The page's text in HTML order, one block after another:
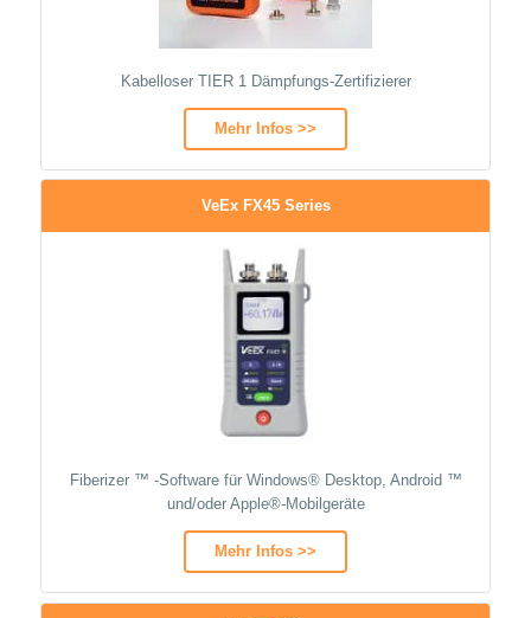
Kabelloser TIER 1 Dämpfungs-Zertifizierer
Mehr Infos >>
VeEx FX45 Series
Fiberizer ™ -Software für Windows® Desktop, Android ™
und/oder Apple®-Mobilgeräte
Mehr Infos >>